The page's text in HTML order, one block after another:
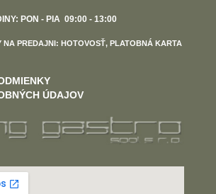
PON - PIA 09:00 - 13:00
NA PREDAJNI: HOTOVOSŤ, PLATOBNÁ KARTA
ÚDAJOV